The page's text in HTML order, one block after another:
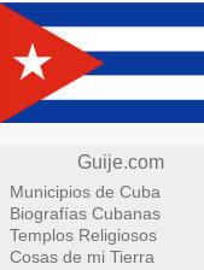
Guije.com
Municipios de Cuba
Biografías Cubanas
Templos Religiosos
Cosas de mi Tierra